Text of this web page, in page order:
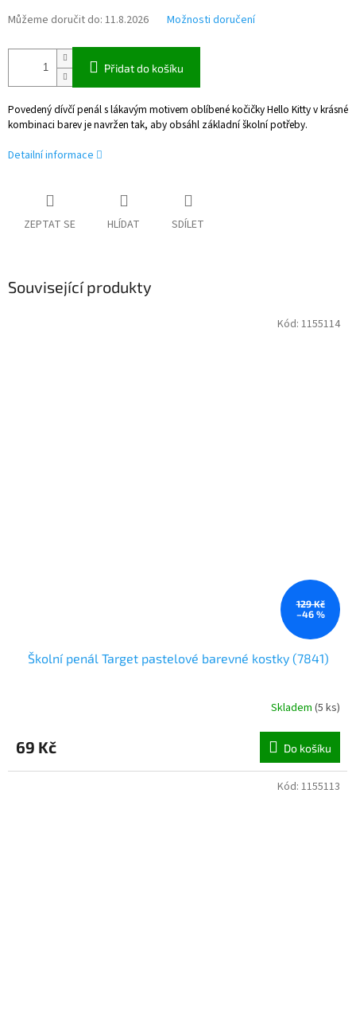
Můžeme doručit do: 11.8.2026 Možnosti doručení
Přidat do košíku
Povedený dívčí penál s lákavým motivem oblíbené kočičky Hello Kitty v krásné
kombinaci barev je navržen tak, aby obsáhl základní školní potřeby.
Detailní informace
ZEPTAT SE HLÍDAT SDÍLET
Související produkty
129 Kč
–46 %
Školní penál Target pastelové barevné kostky (7841)
Skladem (5 ks)
69 Kč Do košíku
Kód: 1155114
Kód: 1155113